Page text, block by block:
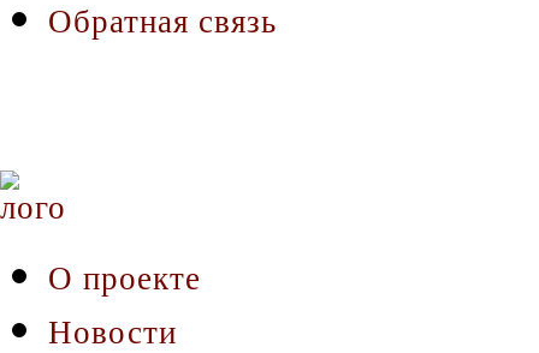
Обратная связь
О проекте
Новости